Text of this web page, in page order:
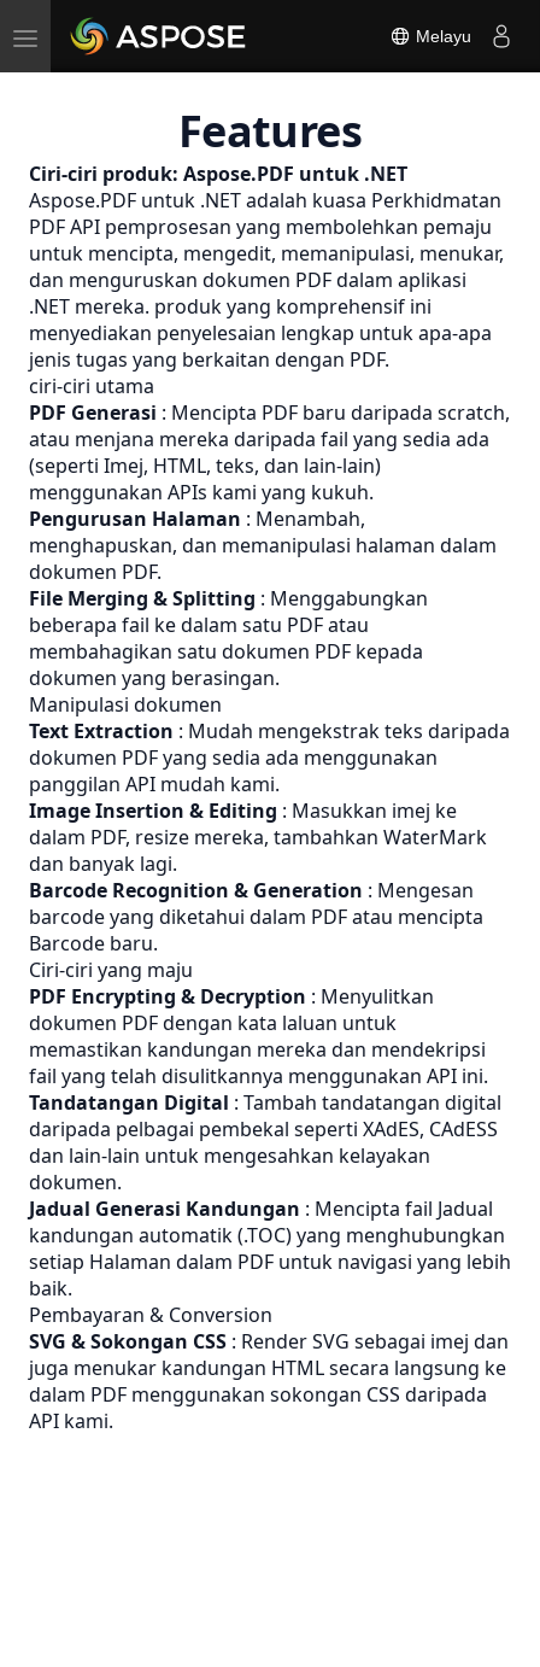
Toggle
navigation
Melayu
Features
Ciri-ciri produk: Aspose.PDF untuk .NET
Aspose.PDF untuk .NET adalah kuasa Perkhidmatan
PDFAPI pemprosesan yang membolehkan pemaju
untuk mencipta, mengedit, memanipulasi, menukar,
dan menguruskan dokumen PDF dalam aplikasi
.NET mereka. produk yang komprehensif ini
menyediakan penyelesaian lengkap untuk apa-apa
jenis tugas yang berkaitan dengan PDF.
ciri-ciri utama
PDF Generasi : Mencipta PDF baru daripada scratch,
atau menjana mereka daripada fail yang sedia ada
(seperti Imej, HTML, teks, dan lain-lain)
menggunakan APIs kami yang kukuh.
Pengurusan Halaman : Menambah,
menghapuskan, dan memanipulasi halaman dalam
dokumen PDF.
File Merging & Splitting : Menggabungkan
beberapa fail ke dalam satu PDF atau
membahagikan satu dokumen PDF kepada
dokumen yang berasingan.
Manipulasi dokumen
Text Extraction : Mudah mengekstrak teks daripada
dokumen PDF yang sedia ada menggunakan
panggilan API mudah kami.
Image Insertion & Editing : Masukkan imej ke
dalam PDF, resize mereka, tambahkan WaterMark
dan banyak lagi.
Barcode Recognition & Generation : Mengesan
barcode yang diketahui dalam PDF atau mencipta
Barcode baru.
Ciri-ciri yang maju
PDF Encrypting & Decryption : Menyulitkan
dokumen PDF dengan kata laluan untuk
memastikan kandungan mereka dan mendekripsi
fail yang telah disulitkannya menggunakan API ini.
Tandatangan Digital : Tambah tandatangan digital
daripada pelbagai pembekal seperti XAdES, CAdESS
dan lain-lain untuk mengesahkan kelayakan
dokumen.
Jadual Generasi Kandungan : Mencipta fail Jadual
kandungan automatik (.TOC) yang menghubungkan
setiap Halaman dalam PDF untuk navigasi yang lebih
baik.
Pembayaran & Conversion
SVG & Sokongan CSS : Render SVG sebagai imej dan
juga menukar kandungan HTML secara langsung ke
dalam PDF menggunakan sokongan CSS daripada
API kami.